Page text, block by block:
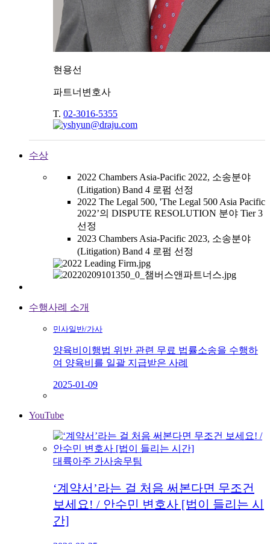
현용선
파트너변호사
T. 02-3016-5355
수상
2022 Chambers Asia-Pacific 2022, 소송분야
(Litigation) Band 4 로펌 선정
2022 The Legal 500, 'The Legal 500 Asia Pacific
2022’의 DISPUTE RESOLUTION 분야 Tier 3
선정
2023 Chambers Asia-Pacific 2023, 소송분야
(Litigation) Band 4 로펌 선정
수행사례 소개
민사일반/가사
양육비이행법 위반 관련 무료 법률소송을 수행하
여 양육비를 일괄 지급받은 사례
2025-01-09
YouTube
대륙아주 가사송무팀
‘계약서’라는 걸 처음 써본다면 무조건
보세요! / 안수민 변호사 [법이 들리는 시
간]